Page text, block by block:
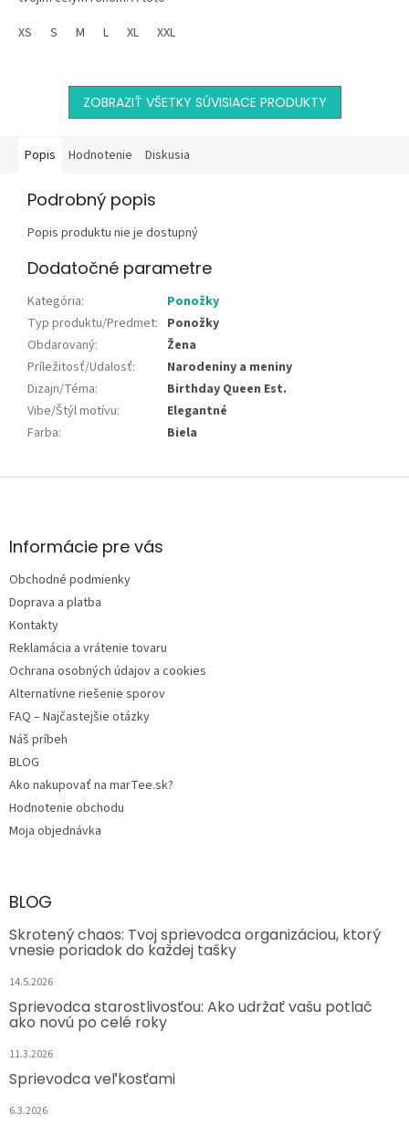
jemne vyladeným strihom, ktorý
XS S M L XL XXL
ZOBRAZIŤ VŠETKY SÚVISIACE PRODUKTY
Popis Hodnotenie Diskusia
Podrobný popis
Popis produktu nie je dostupný
Dodatočné parametre
Kategória:
Ponožky
Typ produktu/Predmet: Ponožky
Obdarovaný:
Žena
Príležitosť/Udalosť:
Narodeniny a meniny
Dizajn/Téma:
Birthday Queen Est.
Vibe/Štýl motívu:
Elegantné
Farba: Biela
Z
ä
e
Informácie pre vás
Obchodné podmienky
Doprava a platba
Kontakty
Reklamácia a vrátenie tovaru
Ochrana osobných údajov a cookies
Alternatívne riešenie sporov
FAQ – Najčastejšie otázky
Náš príbeh
BLOG
Ako nakupovať na marTee.sk?
Hodnotenie obchodu
Moja objednávka
BLOG
Skrotený chaos: Tvoj sprievodca organizáciou, ktorý
vnesie poriadok do každej tašky
14.5.2026
Sprievodca starostlivosťou: Ako udržať vašu potlač
ako novú po celé roky
11.3.2026
Sprievodca veľkosťami
6.3.2026